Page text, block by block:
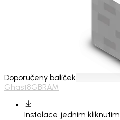
Doporučený balíček
Ghast8GBRAM
Instalace jedním kliknutím